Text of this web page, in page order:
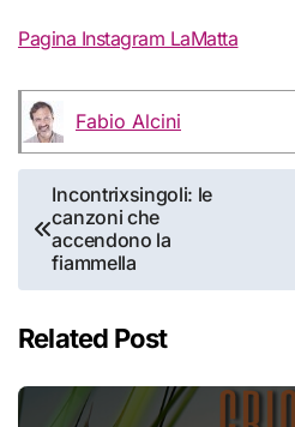
Pagina Instagram LaMatta
Fabio Alcini
Navigazione
articoli
Incontrixsingoli: le
canzoni che
accendono la
fiammella
Related Post